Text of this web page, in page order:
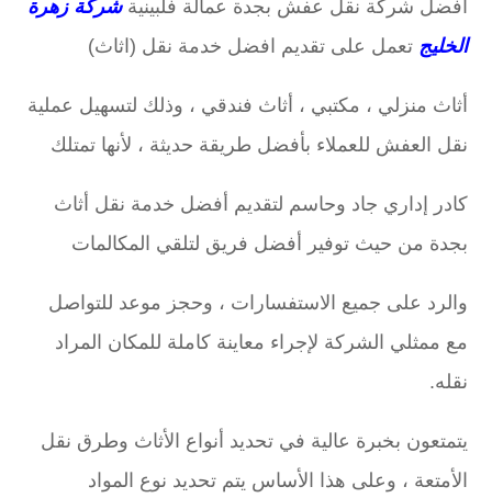
افضل شركة نقل عفش بجدة عمالة فلبينيةشركة زهرة
الخليج تعمل على تقديم افضل خدمة نقل (اثاث)
أثاث منزلي ، مكتبي ، أثاث فندقي ، وذلك لتسهيل عملية
نقل العفش للعملاء بأفضل طريقة حديثة ، لأنها تمتلك
كادر إداري جاد وحاسم لتقديم أفضل خدمة نقل أثاث
بجدة من حيث توفير أفضل فريق لتلقي المكالمات
والرد على جميع الاستفسارات ، وحجز موعد للتواصل
مع ممثلي الشركة لإجراء معاينة كاملة للمكان المراد
نقله.
يتمتعون بخبرة عالية في تحديد أنواع الأثاث وطرق نقل
الأمتعة ، وعلى هذا الأساس يتم تحديد نوع المواد